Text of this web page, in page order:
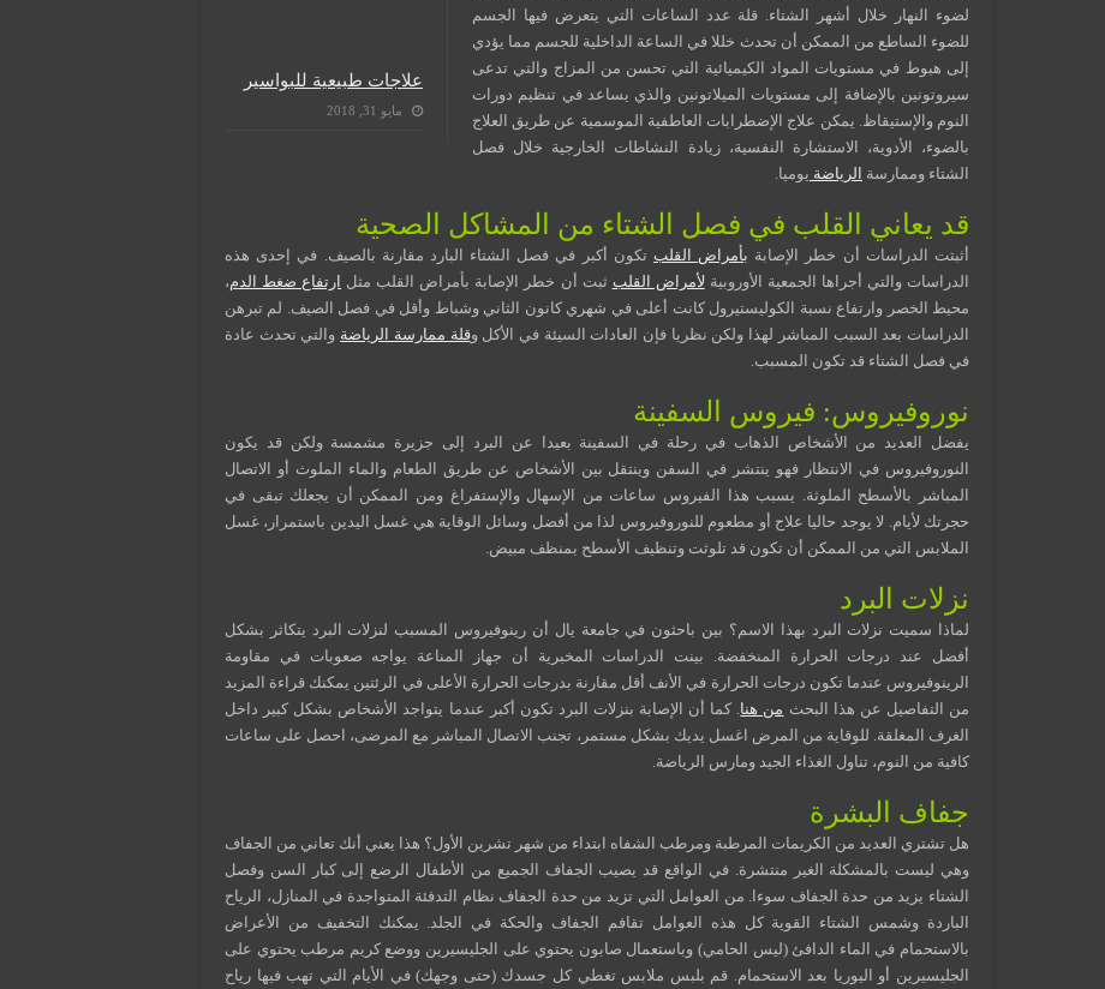
علاجات طبيعية للبواسير
مايو 31, 2018
لضوء النهار خلال أشهر الشتاء. قلة عدد الساعات التي يتعرض فيها الجسم
للضوء الساطع من الممكن أن تحدث خللا في الساعة الداخلية للجسم مما يؤدي
إلى هبوط في مستويات المواد الكيميائية التي تحسن من المزاج والتي تدعى
سيروتونين بالإضافة إلى مستويات الميلاتونين والذي يساعد في تنظيم دورات
النوم والإستيقاظ. يمكن علاج الإضطرابات العاطفية الموسمية عن طريق العلاج
بالضوء، الأدوية، الاستشارة النفسية، زيادة النشاطات الخارجية خلال فصل
الشتاء وممارسة الرياضة يوميا.
قد يعاني القلب في فصل الشتاء من المشاكل الصحية
أثبتت الدراسات أن خطر الإصابة بأمراض القلب تكون أكبر في فصل الشتاء البارد مقارنة بالصيف. في إحدى هذه
الدراسات والتي أجراها الجمعية الأوروبية لأمراض القلب ثبت أن خطر الإصابة بأمراض القلب مثل ارتفاع ضغط الدم،
محيط الخصر وارتفاع نسبة الكوليستيرول كانت أعلى في شهري كانون الثاني وشباط وأقل في فصل الصيف. لم تبرهن
الدراسات بعد السبب المباشر لهذا ولكن نظريا فإن العادات السيئة في الأكل وقلة ممارسة الرياضة والتي تحدث عادة
في فصل الشتاء قد تكون المسبب.
نوروفيروس: فيروس السفينة
يفضل العديد من الأشخاص الذهاب في رحلة في السفينة بعيدا عن البرد إلى جزيرة مشمسة ولكن قد يكون
النوروفيروس في الانتظار فهو ينتشر في السفن وينتقل بين الأشخاص عن طريق الطعام والماء الملوث أو الاتصال
المباشر بالأسطح الملوثة. يسبب هذا الفيروس ساعات من الإسهال والإستفراغ ومن الممكن أن يجعلك تبقى في
حجرتك لأيام. لا يوجد حاليا علاج أو مطعوم للنوروفيروس لذا من أفضل وسائل الوقاية هي غسل اليدين باستمرار، غسل
الملابس التي من الممكن أن تكون قد تلوثت وتنظيف الأسطح بمنظف مبيض.
نزلات البرد
لماذا سميت نزلات البرد بهذا الاسم؟ بين باحثون في جامعة يال أن رينوفيروس المسبب لنزلات البرد يتكاثر بشكل
أفضل عند درجات الحرارة المنخفضة. بينت الدراسات المخبرية أن جهاز المناعة يواجه صعوبات في مقاومة
الرينوفيروس عندما تكون درجات الحرارة في الأنف أقل مقارنة بدرجات الحرارة الأعلى في الرئتين يمكنك قراءة المزيد
من التفاصيل عن هذا البحث من هنا. كما أن الإصابة بنزلات البرد تكون أكبر عندما يتواجد الأشخاص بشكل كبير داخل
الغرف المغلقة. للوقاية من المرض اغسل يديك بشكل مستمر، تجنب الاتصال المباشر مع المرضى، احصل على ساعات
كافية من النوم، تناول الغذاء الجيد ومارس الرياضة.
جفاف البشرة
هل تشتري العديد من الكريمات المرطبة ومرطب الشفاه ابتداء من شهر تشرين الأول؟ هذا يعني أنك تعاني من الجفاف
وهي ليست بالمشكلة الغير منتشرة. في الواقع قد يصيب الجفاف الجميع من الأطفال الرضع إلى كبار السن وفصل
الشتاء يزيد من حدة الجفاف سوءا. من العوامل التي تزيد من حدة الجفاف نظام التدفئة المتواجدة في المنازل، الرياح
الباردة وشمس الشتاء القوية كل هذه العوامل تقافم الجفاف والحكة في الجلد. يمكنك التخفيف من الأعراض
بالاستحمام في الماء الدافئ (ليس الحامي) وباستعمال صابون يحتوي على الجليسيرين ووضع كريم مرطب يحتوي على
الجليسيرين أو اليوريا بعد الاستحمام. قم بلبس ملابس تغطي كل جسدك (حتى وجهك) في الأيام التي تهب فيها رياح